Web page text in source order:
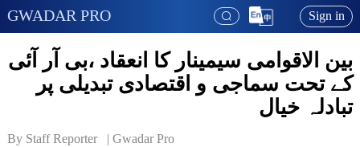
GWADAR PRO Sign in
بین الاقوامی سیمینار کا انعقاد ،بی آر آئی
کے تحت سماجی و اقتصادی تبدیلی پر
تبادلہ خیال
By Staff Reporter   | Gwadar Pro